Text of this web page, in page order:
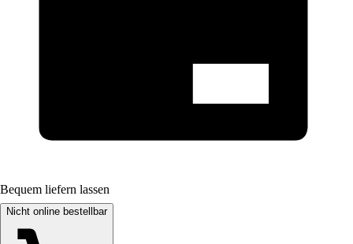
Bequem liefern lassen
Nicht online bestellbar